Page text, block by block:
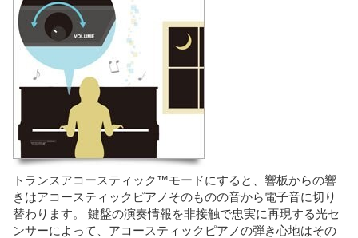
トランスアコースティック™モードにすると、響板からの響
きはアコースティックピアノそのものの音から電子音に切り
替わります。 鍵盤の演奏情報を非接触で忠実に再現する光セ
ンサーによって、アコースティックピアノの弾き心地はその